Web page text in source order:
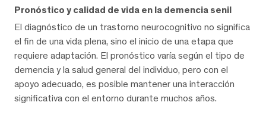
Pronóstico y calidad de vida en la demencia senil
El diagnóstico de un trastorno neurocognitivo no significa
el fin de una vida plena, sino el inicio de una etapa que
requiere adaptación. El pronóstico varía según el tipo de
demencia y la salud general del individuo, pero con el
apoyo adecuado, es posible mantener una interacción
significativa con el entorno durante muchos años.